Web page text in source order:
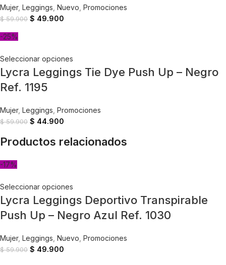
Mujer, Leggings Nuevo Promociones
$59.900 $ 49.900
-25%
Seleccionar opciones
Lycra Leggings Tie Dye Push Up – Negro
Ref. 1195
Mujer, Leggings Promociones
$59.900 $ 44.900
Productos relacionados
-17%
Seleccionar opciones
Lycra Leggings Deportivo Transpirable
Push Up – Negro Azul Ref. 1030
Mujer, Leggings Nuevo Promociones
$59.900 $ 49.900